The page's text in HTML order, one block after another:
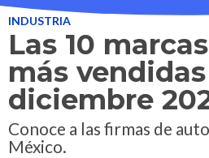
INDUSTRIA
Las 10
más
diciembre
Conoce a las firmas de
México.